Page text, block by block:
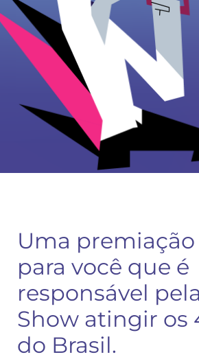
Uma premiação
para você que é
responsável
Show atingir os
do Brasil.